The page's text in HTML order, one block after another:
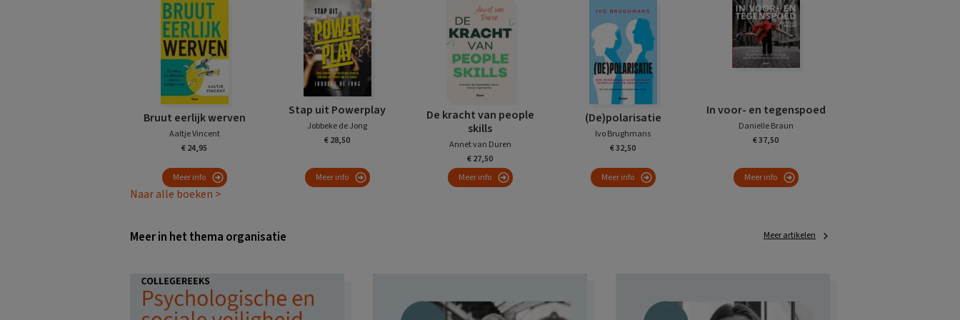
Bruut eerlijk werven
Aaltje Vincent
€ 24,95
Meer info
Stap uit Powerplay
Jobbeke de Jong
€ 28,50
Meer info
De kracht van people
skills
Annet van Duren
€ 27,50
Meer info
(De)polarisatie
Ivo Brughmans
€ 32,50
Meer info
In voor- en tegenspoed
Danielle Braun
€ 37,50
Meer info
Naar alle boeken >
Meer in het thema organisatie Meer artikelen